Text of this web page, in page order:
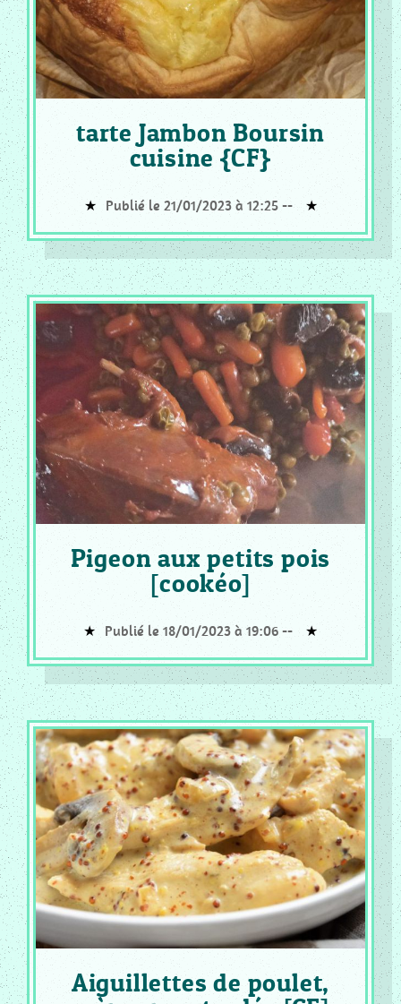
tarte Jambon Boursin
cuisine {CF}
Publié le 21/01/2023 à 12:25 --
Pigeon aux petits pois
[cookéo]
Publié le 18/01/2023 à 19:06 --
Aiguillettes de poulet,